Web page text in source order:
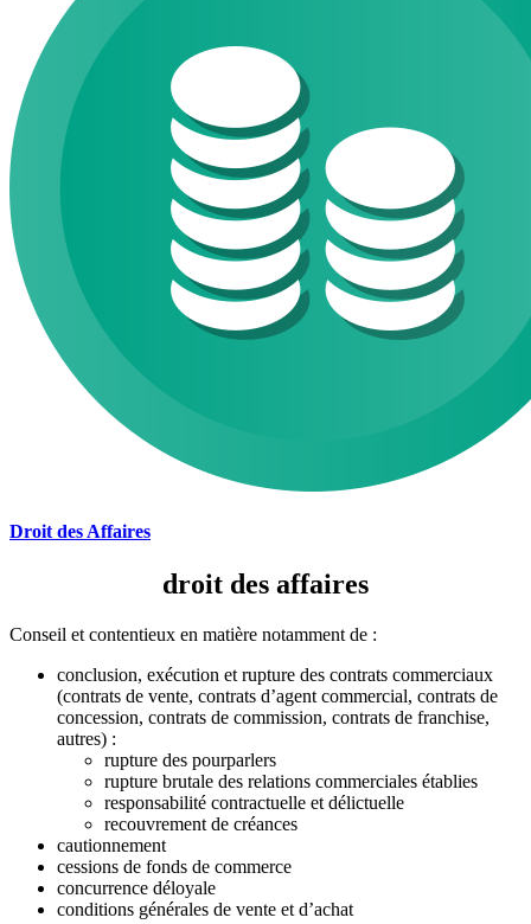
Droit des Affaires
droit des affaires
Conseil et contentieux en matière notamment de :
conclusion, exécution et rupture des contrats commerciaux
(contrats de vente, contrats d’agent commercial, contrats de
concession, contrats de commission, contrats de franchise,
autres) :
rupture des pourparlers
rupture brutale des relations commerciales établies
responsabilité contractuelle et délictuelle
recouvrement de créances
cautionnement
cessions de fonds de commerce
concurrence déloyale
conditions générales de vente et d’achat